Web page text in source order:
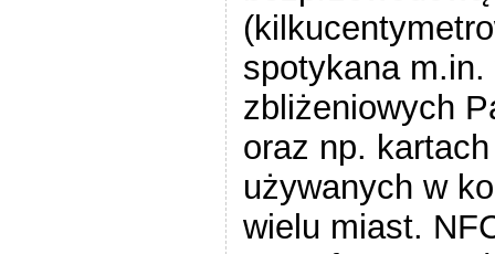
spotykana
zbliżeniowych
oraz np.
używanych w
wielu miast.